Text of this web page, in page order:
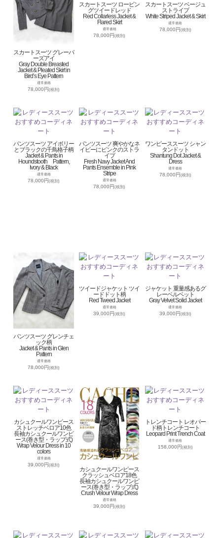
スカートスーツ グレーバ
ーズアイ
Gray Double Breasted
Jacket & Pleated Skirt in
Bird’s Eye Pattern
通常価格
78,000円(税別)
スカートスーツ ロービン
グツイードレッド
Red Collarless Jacket &
Flared Skirt
通常価格
78,000円(税別)
スカートスーツ ベージュ
ストライプ
White Striped Jacket & Skirt
通常価格
78,000円(税別)
パンツスーツ アイボリー
とブラックの千鳥格子柄
Jacket & Pants in
Houndstooth Pattern,
Ivory & Black
通常価格
78,000円(税別)
パンツスーツ 爽やかなネ
イビーにピンクのストラ
イプ
Fresh Navy Jacket And
Pants Ensemble in Pink
Stripe
通常価格
78,000円(税別)
ワンピーススーツ シャン
タンドット
Shantung Dot Jacket &
Dress
通常価格
78,000円(税別)
パンツスーツ グレンチェ
ック柄
Jacket & Pants in Glen
Pattern
通常価格
78,000円(税別)
ツイードジャケット ツイ
ードドット柄
Red Tweed Jacket
通常価格
39,000円(税別)
ジャケット 重量感あるグ
レーベルベット
Gray Velvet Solid Jacket
通常価格
39,000円(税別)
カシュクールワンピース
ストレッチベロア10色
長袖カシュクールワンピ
ース(巻き型・ラップ式)
Wrap Velour Dress in 10
colors
通常価格
39,000円(税別)
カシュクールワンピース
クラッシュベロア18色
長袖カシュクールワンピ
ース(巻き型・ラップ式)
Crush Velour Wrap Dress
通常価格
39,000円(税別)
トレンチコート レオパー
ド柄トレンチコート
Leopard Print Trench Coat
通常価格
158,000円(税別)